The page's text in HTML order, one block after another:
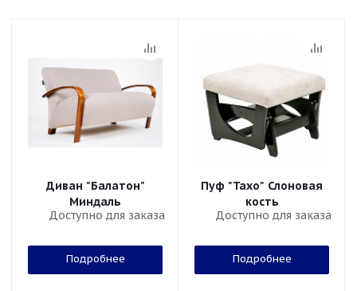
Диван "Балатон"
Миндаль
Доступно для заказа
Подробнее
Пуф "Тахо" Слоновая
кость
Доступно для заказа
Подробнее